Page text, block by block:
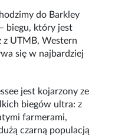
do Barkley
biegu, który jest
UTMB, Western
się w najbardziej
jest kojarzony ze
biegów ultra: z
farmerami,
czarną populacją